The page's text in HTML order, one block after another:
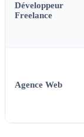
Développeur
Freelance
Agence Web